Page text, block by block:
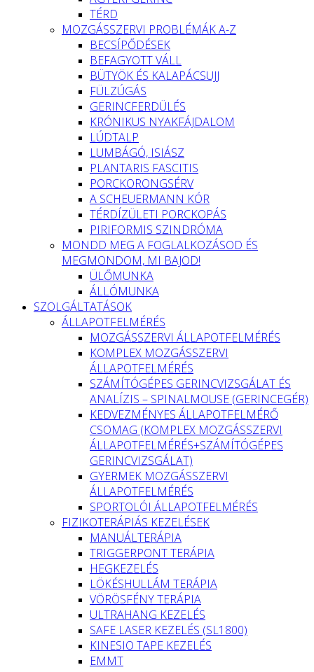
TÉRD
MOZGÁSSZERVI PROBLÉMÁK A-Z
BECSÍPŐDÉSEK
BEFAGYOTT VÁLL
BÜTYÖK ÉS KALAPÁCSUJJ
FÜLZÚGÁS
GERINCFERDÜLÉS
KRÓNIKUS NYAKFÁJDALOM
LÚDTALP
LUMBÁGÓ, ISIÁSZ
PLANTARIS FASCITIS
PORCKORONGSÉRV
A SCHEUERMANN KÓR
TÉRDÍZÜLETI PORCKOPÁS
PIRIFORMIS SZINDRÓMA
MONDD MEG A FOGLALKOZÁSOD ÉS
MEGMONDOM, MI BAJOD!
ÜLŐMUNKA
ÁLLÓMUNKA
SZOLGÁLTATÁSOK
ÁLLAPOTFELMÉRÉS
MOZGÁSSZERVI ÁLLAPOTFELMÉRÉS
KOMPLEX MOZGÁSSZERVI
ÁLLAPOTFELMÉRÉS
SZÁMÍTÓGÉPES GERINCVIZSGÁLAT ÉS
ANALÍZIS – SPINALMOUSE (GERINCEGÉR)
KEDVEZMÉNYES ÁLLAPOTFELMÉRŐ
CSOMAG (KOMPLEX MOZGÁSSZERVI
ÁLLAPOTFELMÉRÉS+SZÁMÍTÓGÉPES
GERINCVIZSGÁLAT)
GYERMEK MOZGÁSSZERVI
ÁLLAPOTFELMÉRÉS
SPORTOLÓI ÁLLAPOTFELMÉRÉS
FIZIKOTERÁPIÁS KEZELÉSEK
MANUÁLTERÁPIA
TRIGGERPONT TERÁPIA
HEGKEZELÉS
LÖKÉSHULLÁM TERÁPIA
VÖRÖSFÉNY TERÁPIA
ULTRAHANG KEZELÉS
SAFE LASER KEZELÉS (SL1800)
KINESIO TAPE KEZELÉS
EMMT